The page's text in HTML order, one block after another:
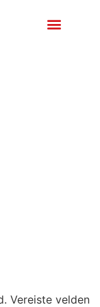
Vereiste velden